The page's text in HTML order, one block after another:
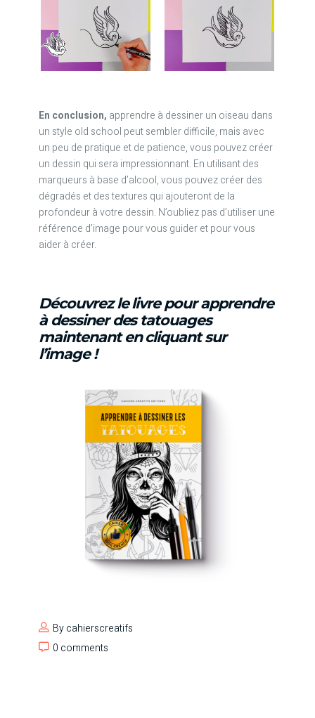
En conclusion, apprendre à dessiner un oiseau dans
un style old school peut sembler difficile, mais avec
un peu de pratique et de patience, vous pouvez créer
un dessin qui sera impressionnant. En utilisant des
marqueurs à base d’alcool, vous pouvez créer des
dégradés et des textures qui ajouteront de la
profondeur à votre dessin. N’oubliez pas d’utiliser une
référence d’image pour vous guider et pour vous
aider à créer.
Découvrez le livre pour apprendre
à dessiner des tatouages
maintenant en cliquant sur
l’image !
Bycahierscreatifs
0 comments
0 comments